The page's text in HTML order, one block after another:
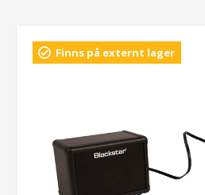
Finns på externt lager